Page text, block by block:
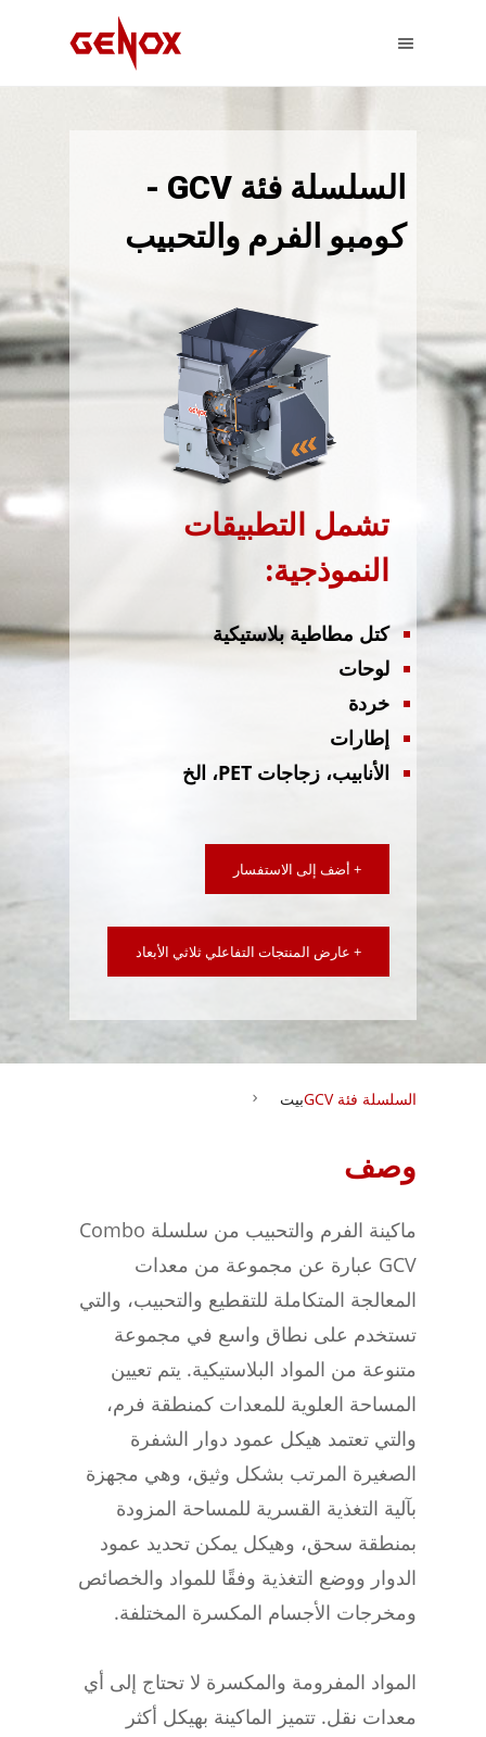
السلسلة فئة GCV -
كومبو الفرم والتحبيب
تشمل التطبيقات
النموذجية:
كتل مطاطية بلاستيكية
لوحات
خردة
إطارات
الأنابيب، زجاجات PET، الخ
+ أضف إلى الاستفسار
+ عارض المنتجات التفاعلي ثلاثي الأبعاد
بيت السلسلة فئة GCV
وصف
ماكينة الفرم والتحبيب من سلسلة Combo
GCV عبارة عن مجموعة من معدات
المعالجة المتكاملة للتقطيع والتحبيب، والتي
تستخدم على نطاق واسع في مجموعة
متنوعة من المواد البلاستيكية. يتم تعيين
المساحة العلوية للمعدات كمنطقة فرم،
والتي تعتمد هيكل عمود دوار الشفرة
الصغيرة المرتب بشكل وثيق، وهي مجهزة
بآلية التغذية القسرية للمساحة المزودة
بمنطقة سحق، وهيكل يمكن تحديد عمود
الدوار ووضع التغذية وفقًا للمواد والخصائص
ومخرجات الأجسام المكسرة المختلفة.
المواد المفرومة والمكسرة لا تحتاج إلى أي
معدات نقل. تتميز الماكينة بهيكل أكثر